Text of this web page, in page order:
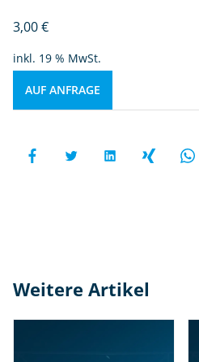
3,00€
inkl. 19 % MwSt.
AUF ANFRAGE
Weitere Artikel